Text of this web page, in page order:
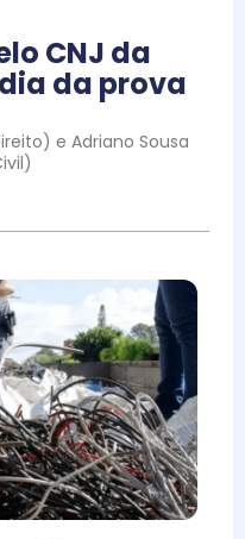
CNJ da
da prova
e Adriano Sousa